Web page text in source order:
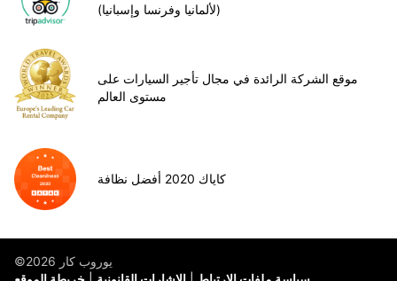
(لألمانيا وفرنسا وإسبانيا)
موقع الشركة الرائدة في مجال تأجير السيارات على
مستوى العالم
كاياك 2020 أفضل نظافة
©يوروب كار 2026